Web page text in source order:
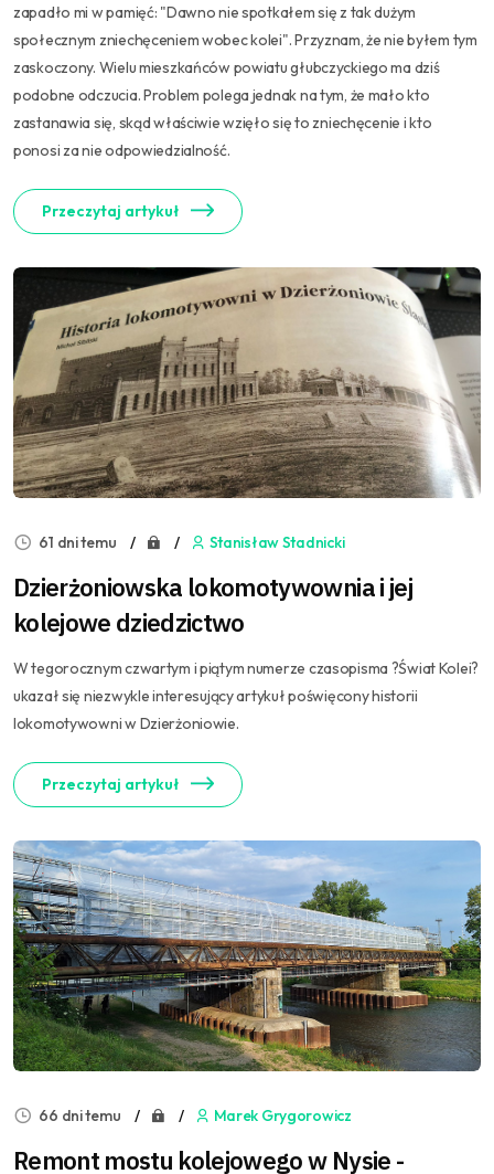
zapadło mi w pamięć: "Dawno nie spotkałem się z tak dużym
społecznym zniechęceniem wobec kolei". Przyznam, że nie byłem tym
zaskoczony. Wielu mieszkańców powiatu głubczyckiego ma dziś
podobne odczucia. Problem polega jednak na tym, że mało kto
zastanawia się, skąd właściwie wzięło się to zniechęcenie i kto
ponosi za nie odpowiedzialność.
Przeczytaj artykuł
61 dni temu Stanisław Stadnicki
Dzierżoniowska lokomotywownia i jej
kolejowe dziedzictwo
W tegorocznym czwartym i piątym numerze czasopisma ?Świat Kolei?
ukazał się niezwykle interesujący artykuł poświęcony historii
lokomotywowni w Dzierżoniowie.
Przeczytaj artykuł
66 dni temu Marek Grygorowicz
Remont mostu kolejowego w Nysie -